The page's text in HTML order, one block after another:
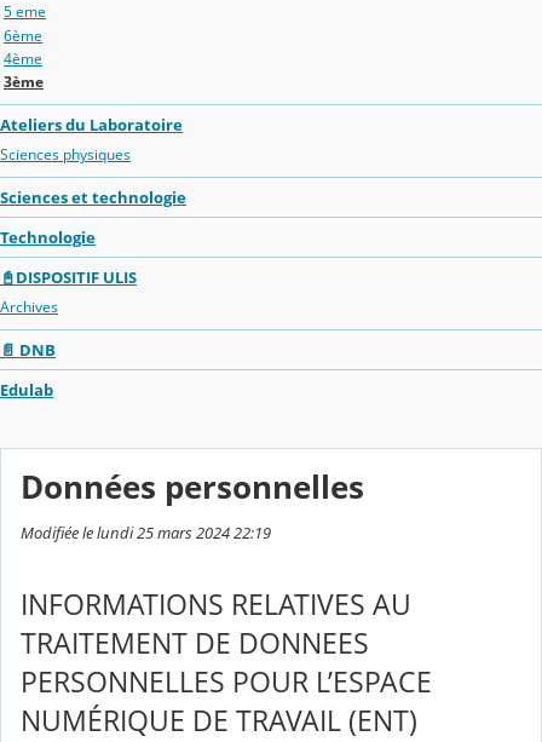
5 eme
6ème
4ème
3ème
Ateliers du Laboratoire
Sciences physiques
Sciences et technologie
Technologie
📓DISPOSITIF ULIS
Archives
📄 DNB
Edulab
Données personnelles
Modifiée le lundi 25 mars 2024 22:19
INFORMATIONS RELATIVES AU
TRAITEMENT DE DONNEES
PERSONNELLES POUR L’ESPACE
NUMÉRIQUE DE TRAVAIL (ENT)